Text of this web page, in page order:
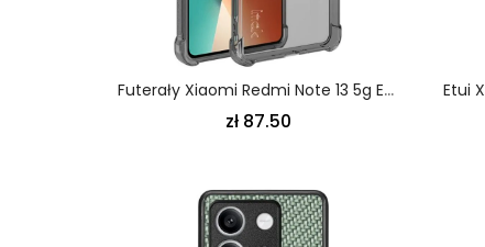
Futerały Xiaomi Redmi Note 13 5g Etui Na Telefon Poduszki Powietrzne Imak
zł 87.50